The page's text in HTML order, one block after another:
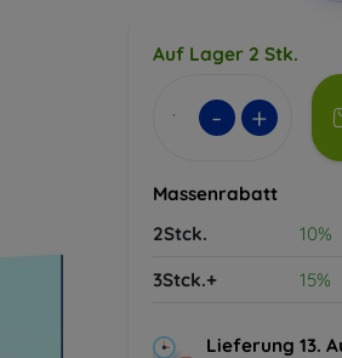
Auf Lager 2 Stk.
- +
Massenrabatt
2Stck.
10%
3Stck.+
15%
Lieferung 13.